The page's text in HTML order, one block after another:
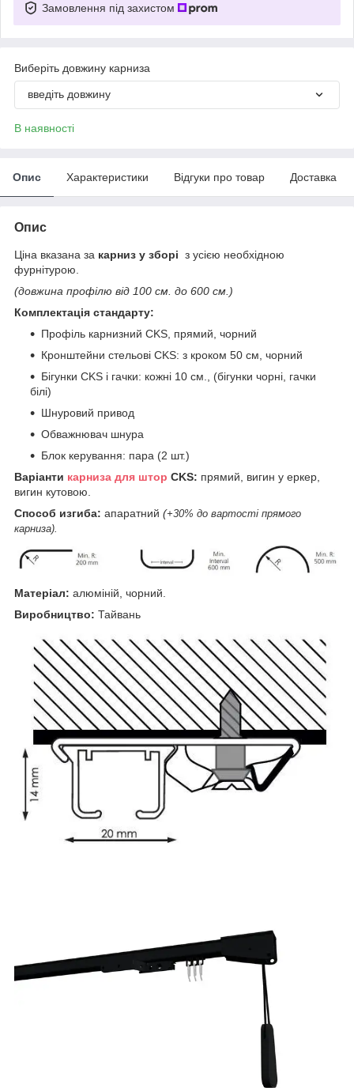
Замовлення під захистом
Виберіть довжину карниза
введіть довжину
В наявності
Опис Характеристики Відгуки про товар Доставка
Опис
Ціна вказана за карниз у зборі з усією необхідною
фурнітурою.
(довжина профілю від 100 см. до 600 см.)
Комплектація стандарту:
Профіль карнизний СKS, прямий, чорний
Кронштейни стельові СKS: з кроком 50 см, чорний
Бігунки СKS і гачки: кожні 10 см., (бігунки чорні, гачки
білі)
Шнуровий привод
Обважнювач шнура
Блок керування: пара (2 шт.)
Варіанти карниза для штор СKS: прямий, вигин у еркер,
вигин кутовою.
Способ изгиба: апаратний (+30% до вартості прямого
карниза).
Матеріал: алюміній, чорний.
Виробництво: Тайвань